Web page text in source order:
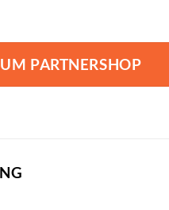
PARTNERSHOP